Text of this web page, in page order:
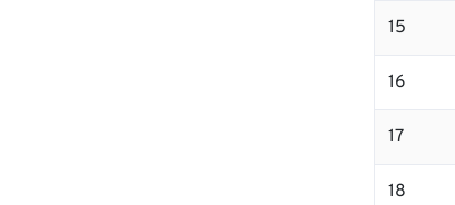
15
16
17
18